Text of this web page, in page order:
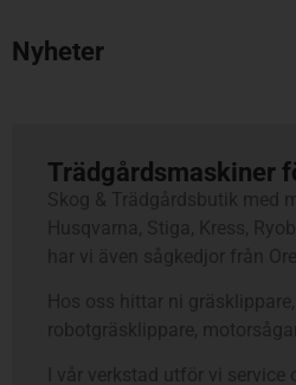
Nyheter
Trädgårdsmaskiner